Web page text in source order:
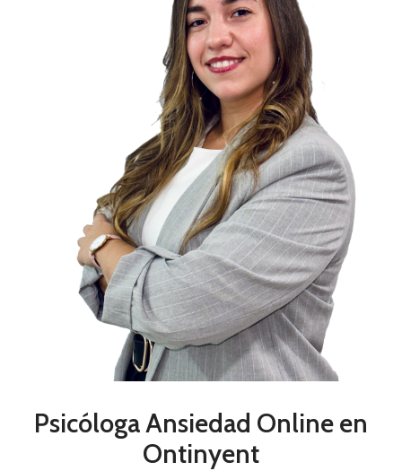
Psicóloga Ansiedad Online en
Ontinyent